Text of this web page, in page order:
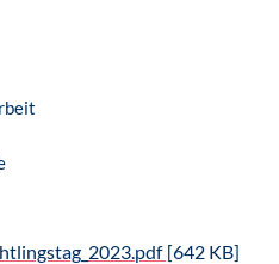
[642 KB]